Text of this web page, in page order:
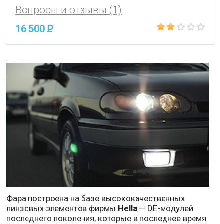
Вопросы и отзывы (1)
16 500P
Фара построена на базе высококачественных
линзовых элементов фирмы Hella — DE-модулей
последнего поколения, которые в последнее время